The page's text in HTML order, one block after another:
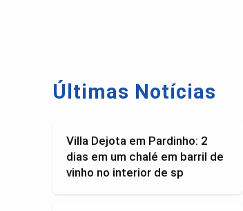
Últimas Notícias
Villa Dejota em Pardinho: 2
dias em um chalé em barril de
vinho no interior de sp